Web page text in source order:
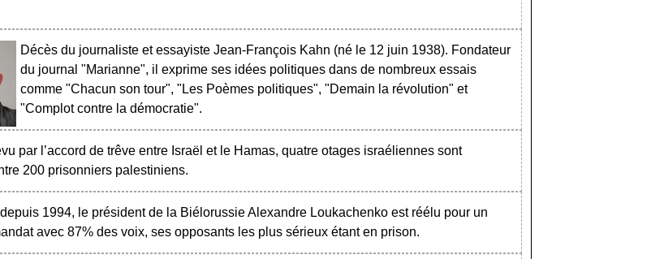
Décès du journaliste et essayiste Jean-François Kahn (né le 12 juin 1938). Fondateur
du journal "Marianne", il exprime ses idées politiques dans de nombreux essais
comme "Chacun son tour", "Les Poèmes politiques", "Demain la révolution" et
"Complot contre la démocratie".
par l’accord de trêve entre Israël et le Hamas, quatre otages israéliennes sont
200 prisonniers palestiniens.
1994, le président de la Biélorussie Alexandre Loukachenko est réélu pour un
avec 87% des voix, ses opposants les plus sérieux étant en prison.